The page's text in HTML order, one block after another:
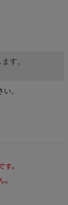
す。
。
。